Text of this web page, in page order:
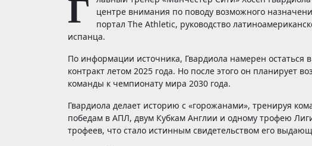
Г
центре внимания по поводу возможного
портал The Athletic, руководство
испанца.
По информации источника, Гвардиола намерен
контракт летом 2025 года. Но после этого он планирует
команды к чемпионату мира 2030 года.
Гвардиола делает историю с «горожанами», тренируя
победам в АПЛ, двум Кубкам Англии и одному трофею
трофеев, что стало истинным свидетельством его